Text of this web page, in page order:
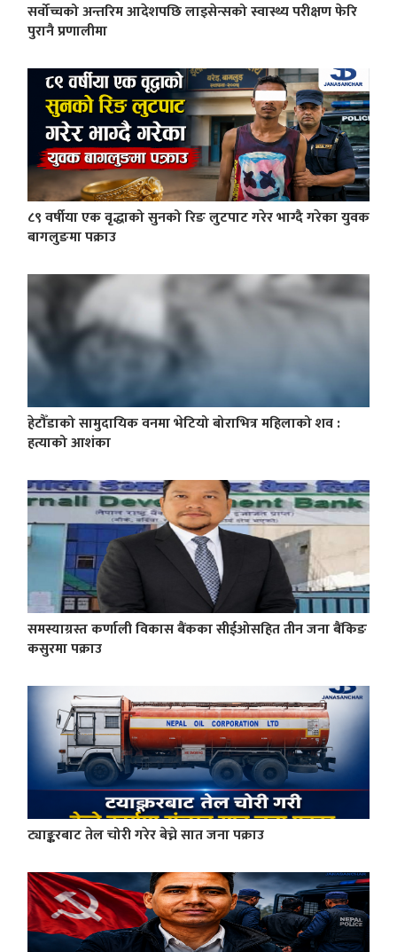
सर्वोच्चको अन्तरिम आदेशपछि लाइसेन्सको स्वास्थ्य परीक्षण फेरि
पुरानै प्रणालीमा
८९ वर्षीया एक वृद्धाको सुनको रिङ लुटपाट गरेर भाग्दै गरेका युवक
बागलुङमा पक्राउ
हेटौँडाको सामुदायिक वनमा भेटियो बोराभित्र महिलाको शव :
हत्याको आशंका
समस्याग्रस्त कर्णाली विकास बैंकका सीईओसहित तीन जना बैंकिङ
कसुरमा पक्राउ
ट्याङ्करबाट तेल चोरी गरेर बेच्ने सात जना पक्राउ